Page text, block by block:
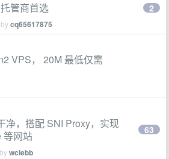
管商首选
cq65617875
2
VPS， 20M 最低仅需
净，搭配 SNI Proxy，实现
等网站
wclebb
63